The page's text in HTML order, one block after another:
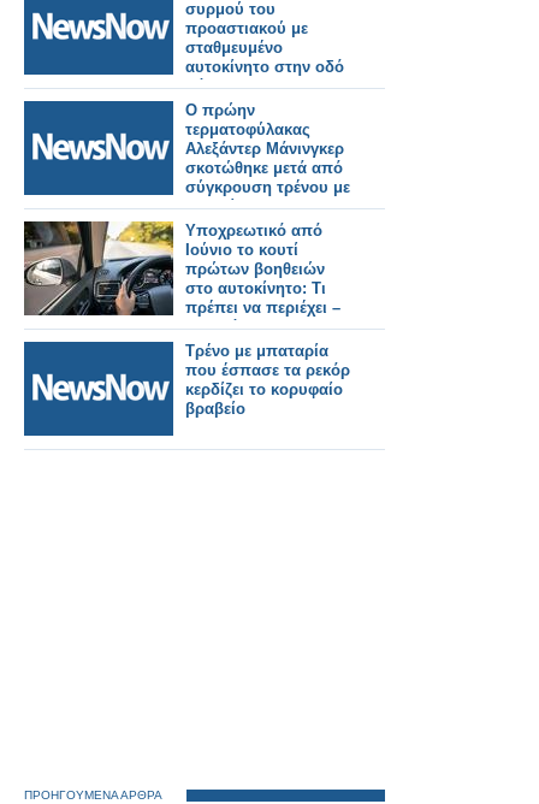
συρμού του
προαστιακού με
σταθμευμένο
αυτοκίνητο στην οδό
Νόρμαν.
Ο πρώην
τερματοφύλακας
Αλεξάντερ Μάνινγκερ
σκοτώθηκε μετά από
σύγκρουση τρένου με
αυτοκίνητο.
Υποχρεωτικό από
Ιούνιο το κουτί
πρώτων βοηθειών
στο αυτοκίνητο: Τι
πρέπει να περιέχει –
Τα πρόστιμα
Τρένο με μπαταρία
που έσπασε τα ρεκόρ
κερδίζει το κορυφαίο
βραβείο
ΠΡΟΗΓΟΥΜΕΝΑ ΑΡΘΡΑ